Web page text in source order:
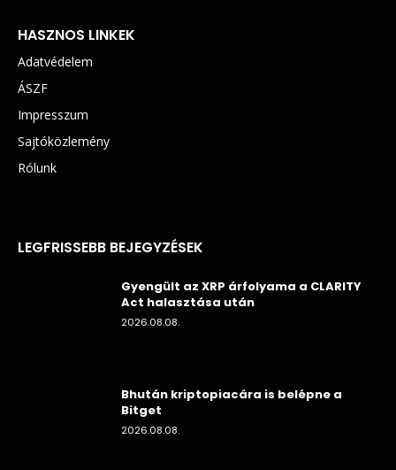
HASZNOS LINKEK
Adatvédelem
ÁSZF
Impresszum
Sajtóközlemény
Rólunk
LEGFRISSEBB BEJEGYZÉSEK
Gyengült az XRP árfolyama a CLARITY
Act halasztása után
2026.08.08.
Bhután kriptopiacára is belépne a
Bitget
2026.08.08.